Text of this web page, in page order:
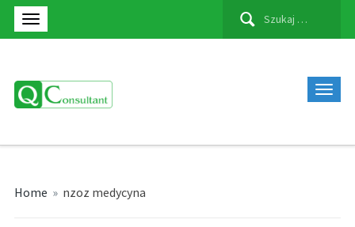
Szukaj:
Home » nzoz medycyna